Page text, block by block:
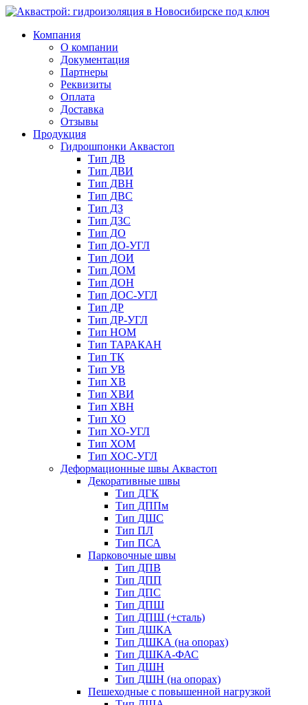
Компания
О компании
Документация
Партнеры
Реквизиты
Оплата
Доставка
Отзывы
Продукция
Гидрошпонки Аквастоп
Тип ДВ
Тип ДВИ
Тип ДВН
Тип ДВС
Тип ДЗ
Тип ДЗС
Тип ДО
Тип ДО-УГЛ
Тип ДОИ
Тип ДОМ
Тип ДОН
Тип ДОС-УГЛ
Тип ДР
Тип ДР-УГЛ
Тип НОМ
Тип ТАРАКАН
Тип ТК
Тип УВ
Тип ХВ
Тип ХВИ
Тип ХВН
Тип ХО
Тип ХО-УГЛ
Тип ХОМ
Тип ХОС-УГЛ
Деформационные швы Аквастоп
Декоративные швы
Тип ДГК
Тип ДППм
Тип ДШС
Тип ПЛ
Тип ПСА
Парковочные швы
Тип ДПВ
Тип ДПП
Тип ДПС
Тип ДПШ
Тип ДПШ (+сталь)
Тип ДШКА
Тип ДШКА (на опорах)
Тип ДШКА-ФАС
Тип ДШН
Тип ДШН (на опорах)
Пешеходные с повышенной нагрузкой